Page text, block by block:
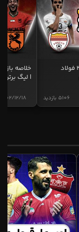
خلاصه بازی پرسپولیس 4-2 فولاد
5106 بازدید
| لیگ برتر
1402/12/18